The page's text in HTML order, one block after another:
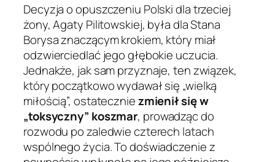
Decyzja o opuszczeniu Polski dla trzeciej
żony, Agaty Pilitowskiej, była dla Stana
Borysa znaczącym krokiem, który miał
odzwierciedlać jego głębokie uczucia.
Jednakże, jak sam przyznaje, ten związek,
który początkowo wydawał się „wielką
miłością”, ostateczniezmienił się w
„toksyczny” koszmar, prowadząc do
rozwodu po zaledwie czterech latach
wspólnego życia. To doświadczenie z